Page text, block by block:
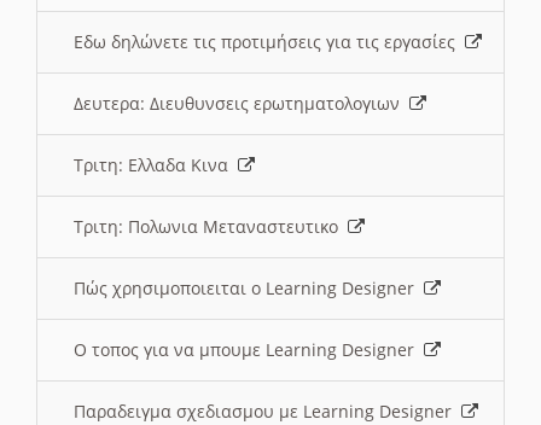
Εδω δηλώνετε τις προτιμήσεις για τις εργασίες
Δευτερα: Διευθυνσεις ερωτηματολογιων
Τριτη: Ελλαδα Κινα
Τριτη: Πολωνια Μεταναστευτικο
Πώς χρησιμοποιειται ο Learning Designer
O τοπος για να μπουμε Learning Designer
Παραδειγμα σχεδιασμου με Learning Designer